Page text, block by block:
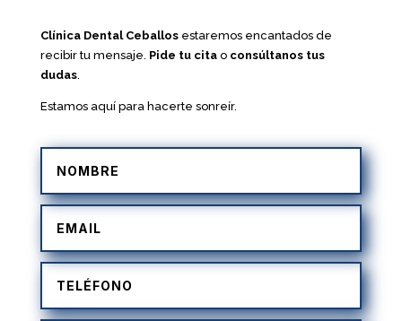
Clínica Dental Ceballosestaremos encantados de
recibir tu mensaje. Pide tu citao consúltanos tus
dudas.
Estamos aquí para hacerte sonreír.